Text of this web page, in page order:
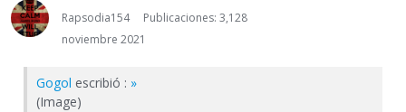
Rapsodia154
Publicaciones: 3,128
noviembre 2021
Gogol escribió : »
(Image)